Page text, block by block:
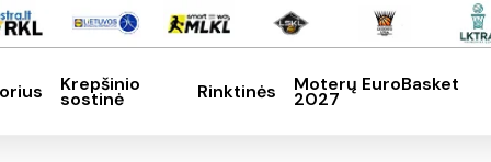
Krepšinio
sostinė Rinktinės Moterų EuroBasket
2027